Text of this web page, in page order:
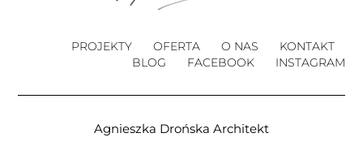
PROJEKTY OFERTA O NAS
KONTAKT
BLOG
FACEBOOK INSTAGRAM
Agnieszka Drońska Architekt